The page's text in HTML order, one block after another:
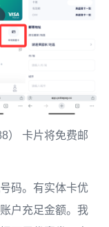
） 卡片将免费邮
码。有实体卡优
户充足金额。我